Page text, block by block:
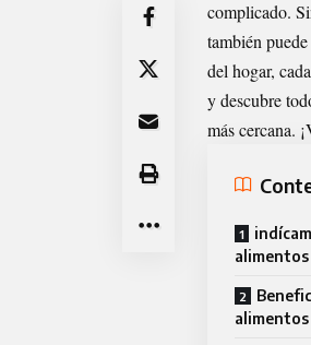
complicado.
también
del hogar,
y descubre
más cercana.
alimentos
alimentos